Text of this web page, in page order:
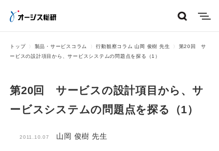
トップ 製品・サービスコラム 行動観察コラム 山岡 俊樹 先生
第20回 サ
ービスの設計項目から、サービスシステムの問題点を探る（1）
第20回 サービスの設計項目から、サ
ービスシステムの問題点を探る（1）
2011.10.07 山岡 俊樹 先生